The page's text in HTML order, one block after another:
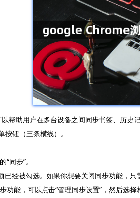
帮助用户在多台设备之间同步书签、历史
钮（三条横线）。
同步”。
经被勾选。如果你想要关闭同步功能，只
能，可以点击“管理同步设置”，然后选择